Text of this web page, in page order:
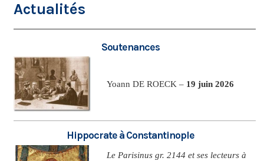
Actualités
Soutenances
Yoann DE ROECK – 19 juin 2026
Hippocrate à Constantinople
Le Parisinus gr. 2144 et ses lecteurs à